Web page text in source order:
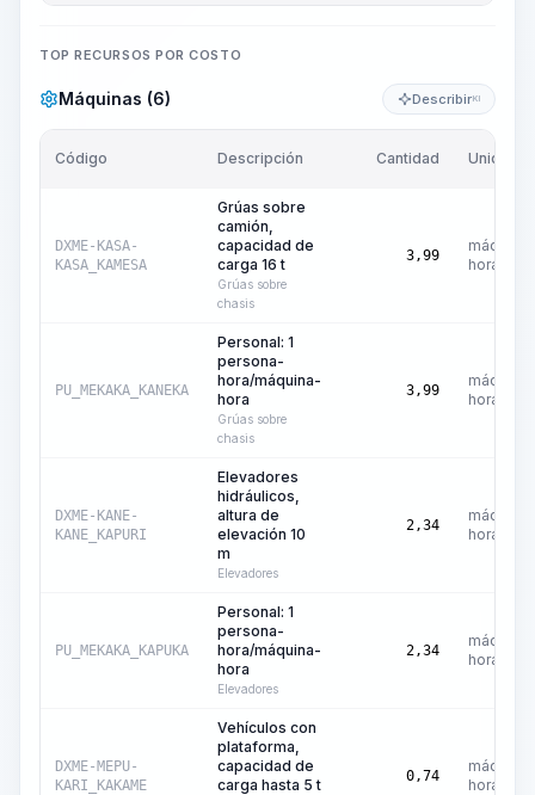
TOP RECURSOS POR COSTO
Máquinas (6) DescribirKI
Código Descripción Cantidad Unidad
DXME-KASA-
KASA_KAMESA
Grúas sobre
camión,
capacidad de
carga 16 t
Grúas sobre
chasis
3,99
máquina-
hora
PU_MEKAKA_KANEKA
Personal: 1
persona-
hora/máquina-
hora
Grúas sobre
chasis
3,99
máquina-
hora
DXME-KANE-
KANE_KAPURI
Elevadores
hidráulicos,
altura de
elevación 10
m
Elevadores
2,34
máquina-
hora
PU_MEKAKA_KAPUKA
Personal: 1
persona-
hora/máquina-
hora
Elevadores
2,34
máquina-
hora
DXME-MEPU-
KARI_KAKAME
Vehículos con
plataforma,
capacidad de
carga hasta 5 t
0,74
máquina-
hora